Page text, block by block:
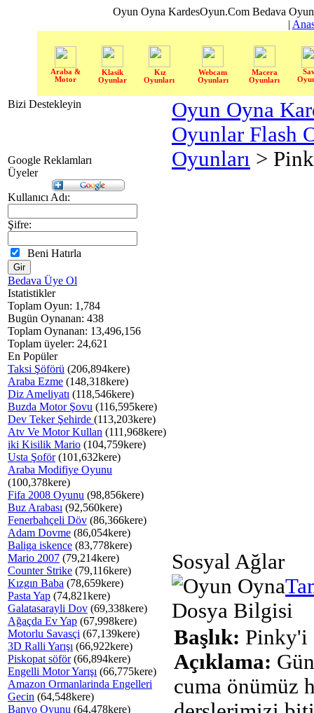
Oyun Oyna KardesOyun.Com Bedava
|
Araba &
Motor
Klasik
Oyunlar
Kız
Oyunları
Webcam
Oyunları
Macera
Oyunları
Bizi Destekleyin
Google Reklamları
Üyeler
Kullanıcı Adı:
Şifre:
Beni Hatırla
Bedava Üye Ol
Istatistikler
Toplam Oyun: 1,784
Bugün Oynanan: 438
Toplam Oynanan: 13,496,156
Toplam üyeler: 24,621
En Popüler
Taksi Şöförü (206,894kere)
Araba Ezme (148,318kere)
Diz Ameliyatı (118,546kere)
Buzda Motor Şovu (116,595kere)
Dev Teker Şehirde (113,203kere)
Atv Ve Motor Kullan (111,968kere)
iki Kisilik Mario (104,759kere)
Usta Şoför(101,632kere)
Araba Modifiye Oyunu
(100,378kere)
Fifa 2008 Oyunu (98,856kere)
Buz Arabası (92,560kere)
Fenerbahçeli Döv (86,366kere)
Adam Dovme (86,054kere)
Baliga iskence (83,778kere)
Mario 2007 (79,214kere)
Counter Strike (79,116kere)
Kızgın Baba (78,659kere)
Pasta Yap (74,821kere)
Galatasarayli Dov (69,338kere)
Ağaçda Ev Yap (67,998kere)
Motorlu Savasçi (67,139kere)
3D Ralli Yarışı (66,922kere)
Piskopat söför(66,894kere)
Engelli Motor Yarışı (66,775kere)
Amazon Ormanlarinda Engelleri
Gecin (64,548kere)
Banyo Oyunu (64,478kere)
Oyun Oyna
Oyunlar Flash
Oyunları >
Sosyal Ağlar
Dosya Bilgisi
Başlık: Pinky'i
Açıklama:
cuma önümüz